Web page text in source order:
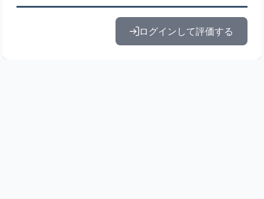
ログインして評価する